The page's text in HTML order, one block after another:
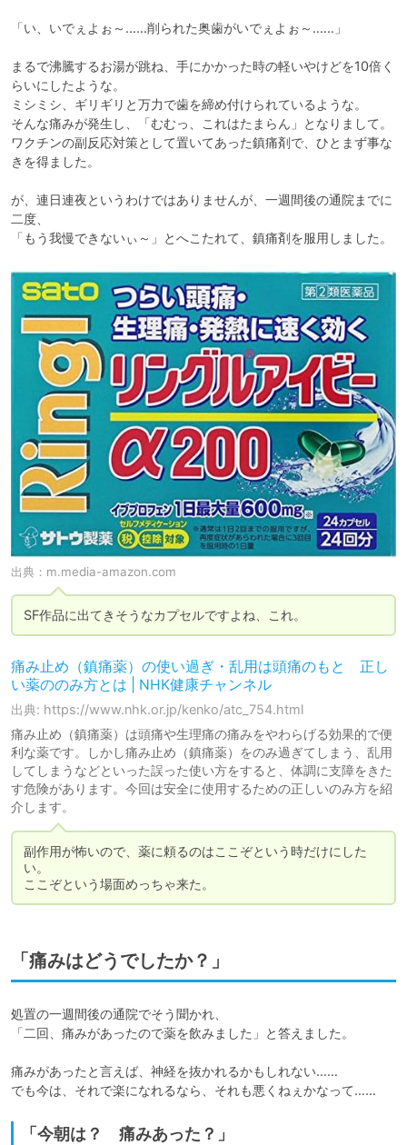
「い、いでぇよぉ～……削られた奥歯がいでぇよぉ～……」
まるで沸騰するお湯が跳ね、手にかかった時の軽いやけどを10倍く
らいにしたような。
ミシミシ、ギリギリと万力で歯を締め付けられているような。
そんな痛みが発生し、「むむっ、これはたまらん」となりまして。
ワクチンの副反応対策として置いてあった鎮痛剤で、ひとまず事な
きを得ました。
が、連日連夜というわけではありませんが、一週間後の通院までに
二度、
「もう我慢できないぃ～」とへこたれて、鎮痛剤を服用しました。
出典： m.media-amazon.com
SF作品に出てきそうなカプセルですよね、これ。
痛み止め（鎮痛薬）の使い過ぎ・乱用は頭痛のもと 正し
い薬ののみ方とは | NHK健康チャンネル
出典: https://www.nhk.or.jp/kenko/atc_754.html
痛み止め（鎮痛薬）は頭痛や生理痛の痛みをやわらげる効果的で便
利な薬です。しかし痛み止め（鎮痛薬）をのみ過ぎてしまう、乱用
してしまうなどといった誤った使い方をすると、体調に支障をきた
す危険があります。今回は安全に使用するための正しいのみ方を紹
介します。
副作用が怖いので、薬に頼るのはここぞという時だけにした
い。
ここぞという場面めっちゃ来た。
「痛みはどうでしたか？」
処置の一週間後の通院でそう聞かれ、
「二回、痛みがあったので薬を飲みました」と答えました。
痛みがあったと言えば、神経を抜かれるかもしれない……
でも今は、それで楽になれるなら、それも悪くねぇかなって……
「今朝は？ 痛みあった？」